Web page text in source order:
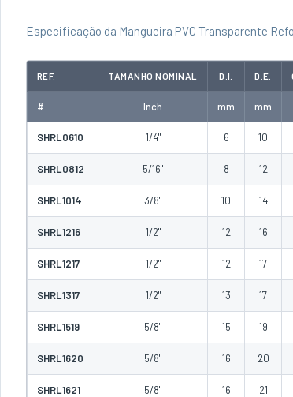
Especificação da Mangueira PVC Transparente
REF. TAMANHO NOMINAL D.I. D.E.
#
Inch mm mm
SHRL0610 1/4" 6 10
SHRL0812 5/16" 8 12
SHRL1014 3/8" 10 14
SHRL1216 1/2" 12 16
SHRL1217 1/2" 12 17
SHRL1317 1/2" 13 17
SHRL1519 5/8" 15 19
SHRL1620 5/8" 16 20
SHRL1621 5/8" 16 21